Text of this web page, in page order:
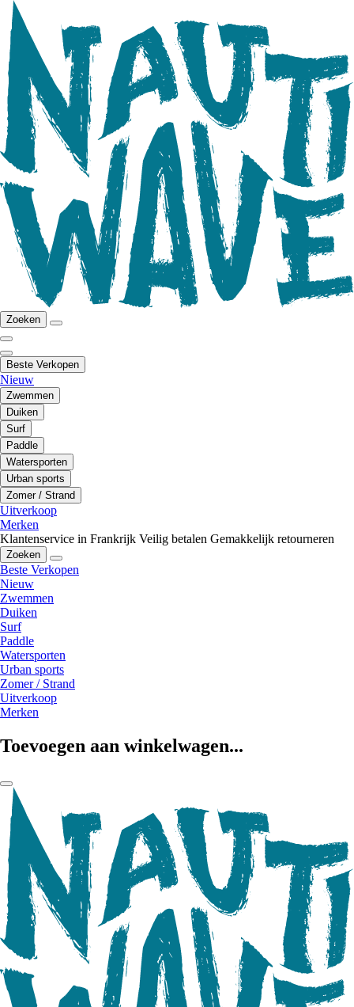
Zoeken
Beste Verkopen
Nieuw
Zwemmen
Duiken
Surf
Paddle
Watersporten
Urban sports
Zomer / Strand
Uitverkoop
Merken
Klantenservice in Frankrijk Veilig betalen Gemakkelijk retourneren
Zoeken
Beste Verkopen
Nieuw
Zwemmen
Duiken
Surf
Paddle
Watersporten
Urban sports
Zomer / Strand
Uitverkoop
Merken
Toevoegen aan winkelwagen...